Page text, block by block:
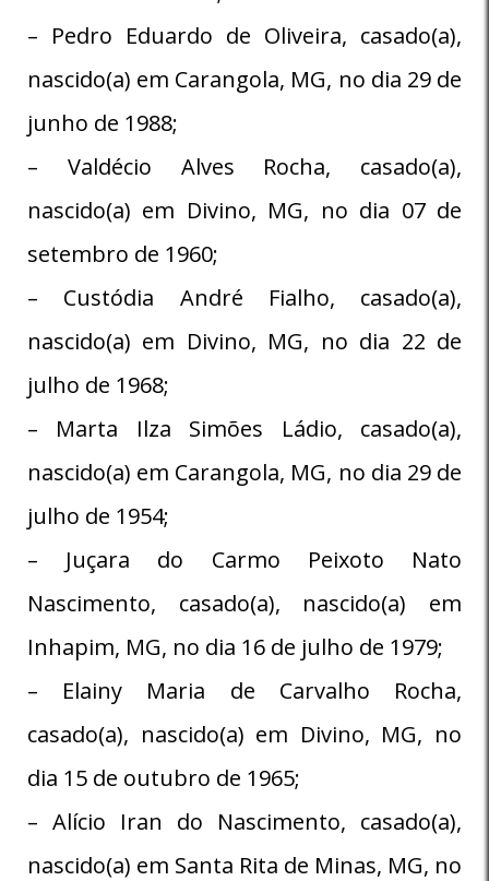
– Pedro Eduardo de Oliveira, casado(a),
nascido(a) em Carangola, MG, no dia 29 de
junho de 1988;
– Valdécio Alves Rocha, casado(a),
nascido(a) em Divino, MG, no dia 07 de
setembro de 1960;
– Custódia André Fialho, casado(a),
nascido(a) em Divino, MG, no dia 22 de
julho de 1968;
– Marta Ilza Simões Ládio, casado(a),
nascido(a) em Carangola, MG, no dia 29 de
julho de 1954;
– Juçara do Carmo Peixoto Nato
Nascimento, casado(a), nascido(a) em
Inhapim, MG, no dia 16 de julho de 1979;
– Elainy Maria de Carvalho Rocha,
casado(a), nascido(a) em Divino, MG, no
dia 15 de outubro de 1965;
– Alício Iran do Nascimento, casado(a),
nascido(a) em Santa Rita de Minas, MG, no